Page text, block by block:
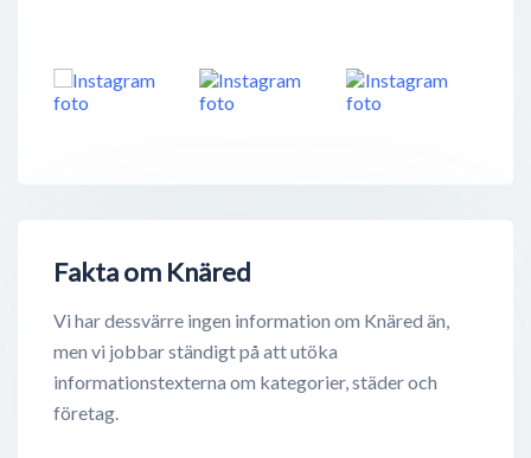
Fakta om Knäred
Vi har dessvärre ingen information om Knäred än,
men vi jobbar ständigt på att utöka
informationstexterna om kategorier, städer och
företag.